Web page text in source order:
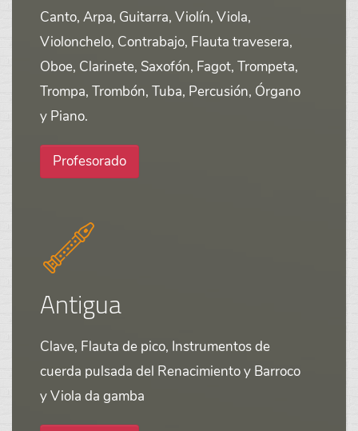
Canto, Arpa, Guitarra, Violín, Viola,
Violonchelo, Contrabajo, Flauta travesera,
Oboe, Clarinete, Saxofón, Fagot, Trompeta,
Trompa, Trombón, Tuba, Percusión, Órgano
y Piano.
Profesorado
Antigua
Clave, Flauta de pico, Instrumentos de
cuerda pulsada del Renacimiento y Barroco
y Viola da gamba